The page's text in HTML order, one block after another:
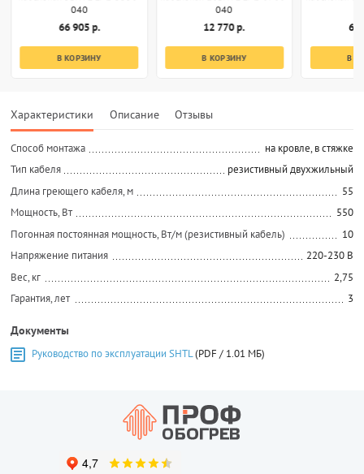
040
66 905 р.
В КОРЗИНУ
040
12 770 р.
В КОРЗИНУ
63
В
Характеристики Описание Отзывы
Способ монтажа
на кровле, в стяжке
Тип кабеля
резистивный двухжильный
Длина греющего кабеля, м
55
Мощность, Вт
550
Погонная постоянная мощность, Вт/м (резистивный кабель)
10
Напряжение питания
220-230 В
Вес, кг
2,75
Гарантия, лет
3
Документы
Руководство по эксплуатации SHTL(PDF / 1.01 МБ)